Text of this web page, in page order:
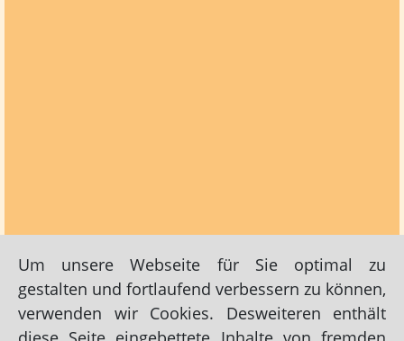
Um unsere Webseite für Sie optimal zu
gestalten und fortlaufend verbessern zu können,
verwenden wir Cookies. Desweiteren enthält